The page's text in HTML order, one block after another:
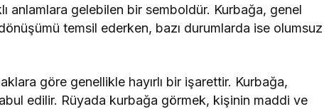
anlamlara gelebilen bir semboldür. Kurbağa, genel
temsil ederken, bazı durumlarda ise olumsuz
göre genellikle hayırlı bir işarettir. Kurbağa,
edilir. Rüyada kurbağa görmek, kişinin maddi ve